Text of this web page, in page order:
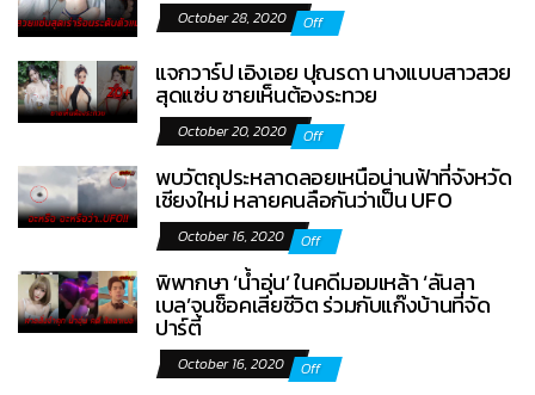
October 28, 2020 Off
แจกวาร์ป เอิงเอย ปุณรดา นางแบบสาวสวย
สุดแซ่บ ชายเห็นต้องระทวย
October 20, 2020 Off
พบวัตถุประหลาดลอยเหนือน่านฟ้าที่จังหวัด
เชียงใหม่ หลายคนลือกันว่าเป็น UFO
October 16, 2020 Off
พิพากษา ‘น้ำอุ่น’ ในคดีมอมเหล้า ‘ลันลา
เบล’จนช็อคเสียชีวิต ร่วมกับแก๊งบ้านที่จัด
ปาร์ตี้
October 16, 2020 Off